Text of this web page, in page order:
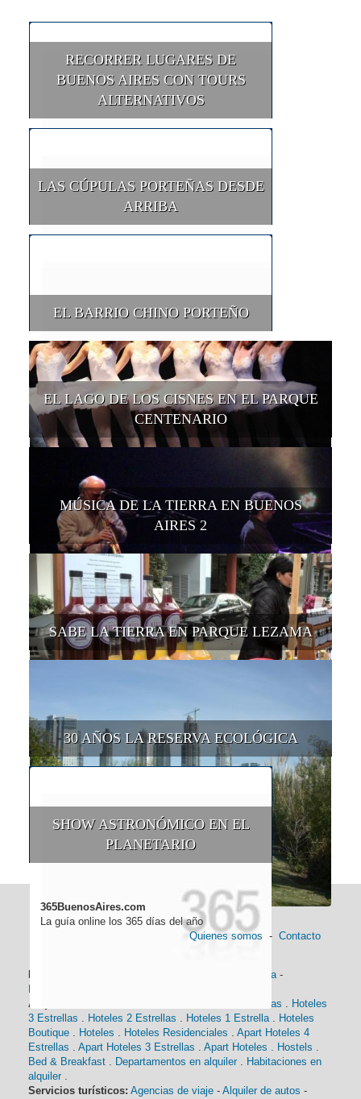
RECORRER LUGARES DE
BUENOS AIRES CON TOURS
ALTERNATIVOS
LAS CÚPULAS PORTEÑAS DESDE
ARRIBA
EL BARRIO CHINO PORTEÑO
EL LAGO DE LOS CISNES EN EL PARQUE
CENTENARIO
MÚSICA DE LA TIERRA EN BUENOS
AIRES 2
SABE LA TIERRA EN PARQUE LEZAMA
30 AÑOS LA RESERVA ECOLÓGICA
SHOW ASTRONÓMICO EN EL
PLANETARIO
365BuenosAires.com
La guía online los 365 días del año
Quienes somos - Contacto
Historia-
Alojamiento:
Hoteles 4 Estrellas . Hoteles
3 Estrellas . Hoteles 2 Estrellas . Hoteles 1 Estrella. Hoteles
Boutique . Hoteles . Hoteles Residenciales . Apart Hoteles 4
Estrellas . Apart Hoteles 3 Estrellas . Apart Hoteles . Hostels .
Bed & Breakfast . Departamentos en alquiler . Habitaciones en
alquiler .
Servicios turísticos: Agencias de viaje - Alquiler de autos -